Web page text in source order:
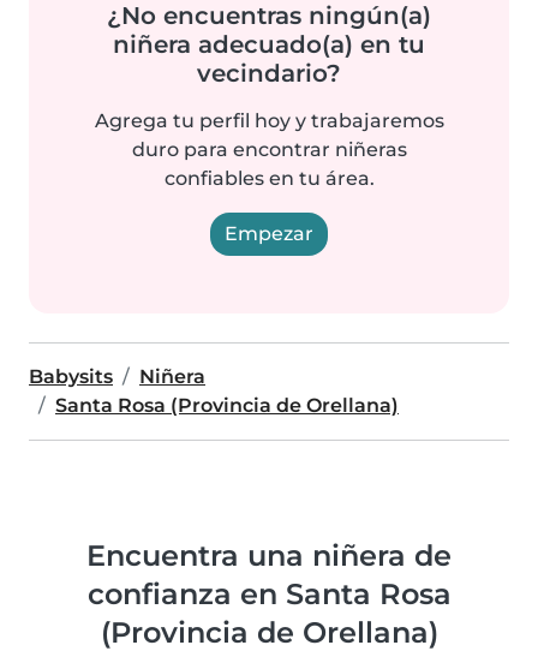
¿No encuentras ningún(a)
niñera adecuado(a) en tu
vecindario?
Agrega tu perfil hoy y trabajaremos
duro para encontrar niñeras
confiables en tu área.
Empezar
Babysits
Niñera
Santa Rosa (Provincia de Orellana)
Encuentra una niñera de
confianza en Santa Rosa
(Provincia de Orellana)